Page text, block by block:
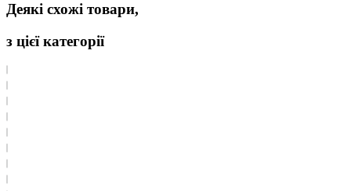
Деякі схожі товари,
з цієї категорії